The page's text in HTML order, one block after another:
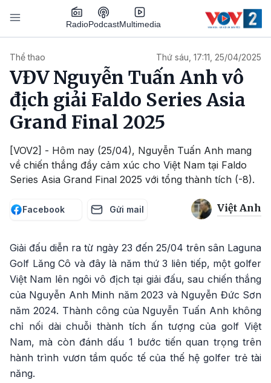
Nhảy đến nội dung
RadioPodcastMultimedia
Thể thao Thứ sáu, 17:11, 25/04/2025
VĐV Nguyễn Tuấn Anh vô
địch giải Faldo Series Asia
Grand Final 2025
[VOV2] - Hôm nay (25/04), Nguyễn Tuấn Anh mang
về chiến thắng đầy cảm xúc cho Việt Nam tại Faldo
Series Asia Grand Final 2025 với tổng thành tích (-8).
Facebook Gửi mail Việt Anh
Giải đấu diễn ra từ ngày 23 đến 25/04 trên sân Laguna
Golf Lăng Cô và đây là năm thứ 3 liên tiếp, một golfer
Việt Nam lên ngôi vô địch tại giải đấu, sau chiến thắng
của Nguyễn Anh Minh năm 2023 và Nguyễn Đức Sơn
năm 2024. Thành công của Nguyễn Tuấn Anh không
chỉ nối dài chuỗi thành tích ấn tượng của golf Việt
Nam, mà còn đánh dấu 1 bước tiến quan trọng trên
hành trình vươn tầm quốc tế của thế hệ golfer trẻ tài
năng.